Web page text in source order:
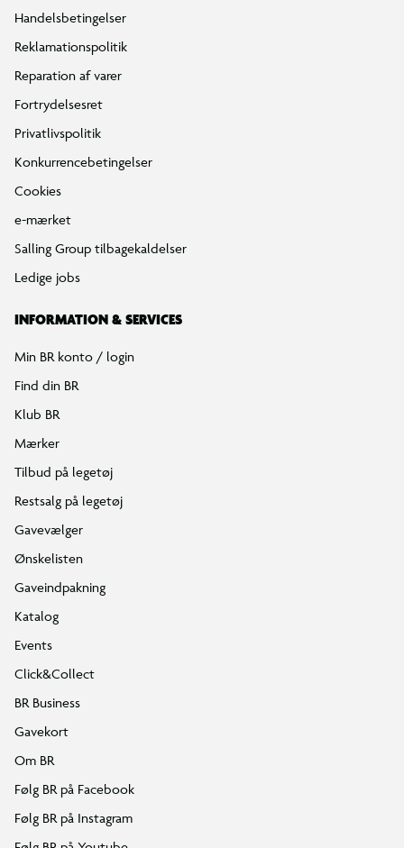
Handelsbetingelser
Reklamationspolitik
Reparation af varer
Fortrydelsesret
Privatlivspolitik
Konkurrencebetingelser
Cookies
e-mærket
Salling Group tilbagekaldelser
Ledige jobs
INFORMATION & SERVICES
Min BR konto / login
Find din BR
Klub BR
Mærker
Tilbud på legetøj
Restsalg på legetøj
Gavevælger
Ønskelisten
Gaveindpakning
Katalog
Events
Click&Collect
BR Business
Gavekort
Om BR
Følg BR på Facebook
Følg BR på Instagram